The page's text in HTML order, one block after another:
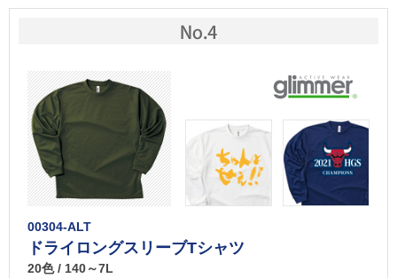
00304-ALT
ドライロングスリーブTシャツ
20色 / 140～7L